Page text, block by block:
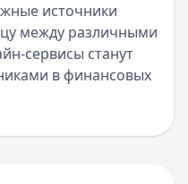
источники
между различными
сервисы станут
в финансовых